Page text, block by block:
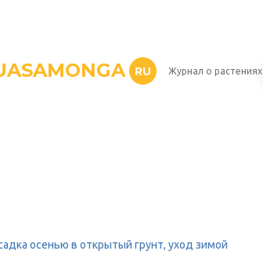
RU Журнал о растениях
осенью в открытый грунт, уход зимой